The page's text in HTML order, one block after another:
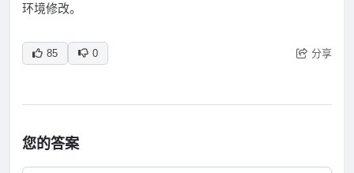
环境修改。
85 0 分享
您的答案